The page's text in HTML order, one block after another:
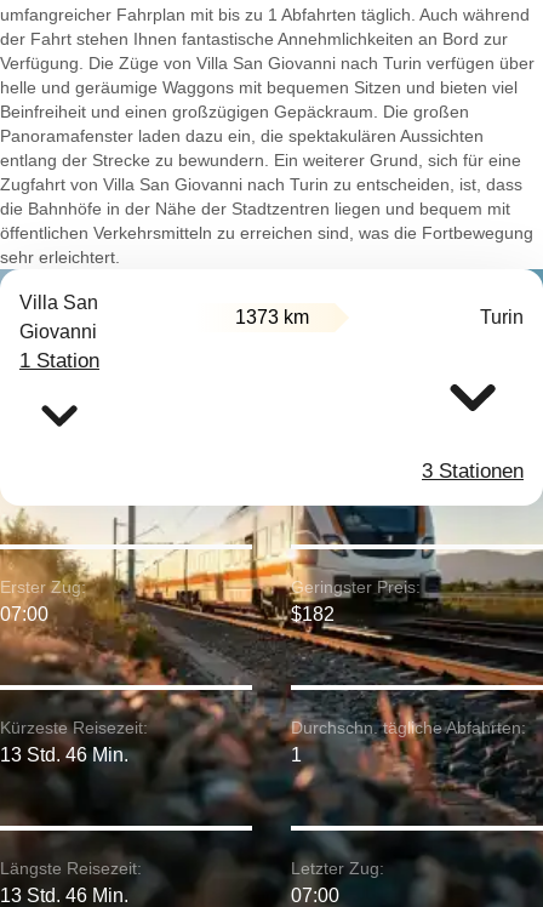
umfangreicher Fahrplan mit bis zu 1 Abfahrten täglich. Auch während
der Fahrt stehen Ihnen fantastische Annehmlichkeiten an Bord zur
Verfügung. Die Züge von Villa San Giovanni nach Turin verfügen über
helle und geräumige Waggons mit bequemen Sitzen und bieten viel
Beinfreiheit und einen großzügigen Gepäckraum. Die großen
Panoramafenster laden dazu ein, die spektakulären Aussichten
entlang der Strecke zu bewundern. Ein weiterer Grund, sich für eine
Zugfahrt von Villa San Giovanni nach Turin zu entscheiden, ist, dass
die Bahnhöfe in der Nähe der Stadtzentren liegen und bequem mit
öffentlichen Verkehrsmitteln zu erreichen sind, was die Fortbewegung
sehr erleichtert.
Villa San
Giovanni
1373 km Turin
1 Station
3 Stationen
Kürzeste Reisezeit:
13 Std. 46 Min.
Erster Zug:
07:00
Längste Reisezeit:
13 Std. 46 Min.
Geringster Preis:
$182
Durchschn. tägliche Abfahrten:
1
Letzter Zug:
07:00